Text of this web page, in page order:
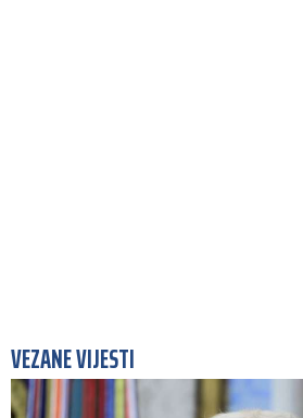
VEZANE VIJESTI